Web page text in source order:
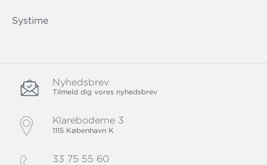
Systime
Nyhedsbrev
Tilmeld dig vores nyhedsbrev
Klareboderne 3
1115 København K
33 75 55 60